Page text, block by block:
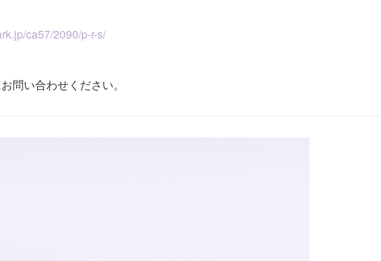
ca57/2090/p-r-s/
問い合わせください。